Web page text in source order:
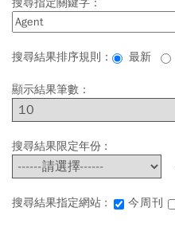
搜尋指定關鍵字：
搜尋結果排序規則： 最新
顯示結果筆數：
搜尋結果限定年份 :
搜尋結果指定網站 : 今周刊